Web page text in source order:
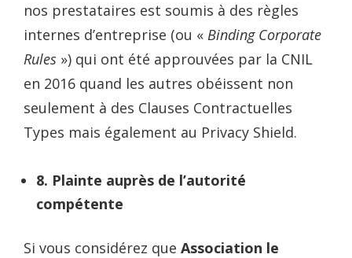
nos prestataires est soumis à des règles
internes d’entreprise (ou « Binding Corporate
Rules ») qui ont été approuvées par la CNIL
en 2016 quand les autres obéissent non
seulement à des Clauses Contractuelles
Types mais également au Privacy Shield.
8. Plainte auprès de l’autorité
compétente
Si vous considérez que Association le